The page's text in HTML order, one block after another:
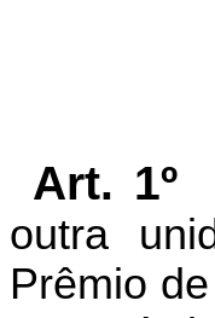
Art. 1º
outra
Prêmio